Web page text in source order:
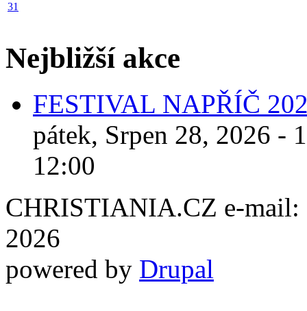
31
Nejbližší akce
FESTIVAL NAPŘÍČ
pátek, Srpen 28, 2026 -
12:00
CHRISTIANIA.CZ e-mail:
2026
powered by Drupal